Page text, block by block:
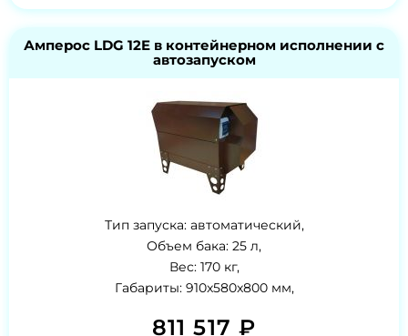
Амперос LDG 12E в контейнерном исполнении с
автозапуском
Тип запуска: автоматический,
Объем бака: 25 л,
Вес: 170 кг,
Габариты: 910x580x800 мм,
811 517 ₽